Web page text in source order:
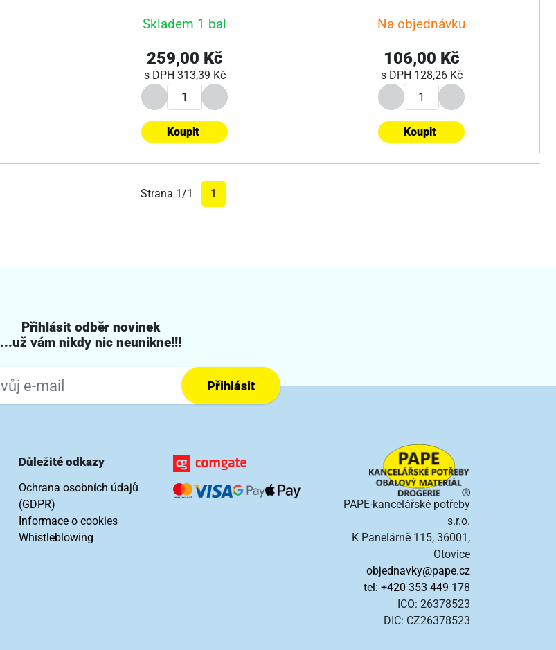
Skladem 1 bal
259,00 Kč
s DPH 313,39 Kč
Koupit
Na objednávku
106,00 Kč
s DPH 128,26 Kč
Koupit
Strana 1/1 1
Přihlásit odběr novinek
...už vám nikdy nic neunikne!!!
Přihlásit
Důležité odkazy
Ochrana osobních údajů
(GDPR)
Informace o cookies
Whistleblowing
PAPE-kancelářské potřeby
s.r.o.
K Panelárně 115, 36001,
Otovice
objednavky@pape.cz
tel: +420 353 449 178
ICO: 26378523
DIC: CZ26378523